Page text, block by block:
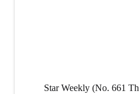
Star Weekly (No. 661